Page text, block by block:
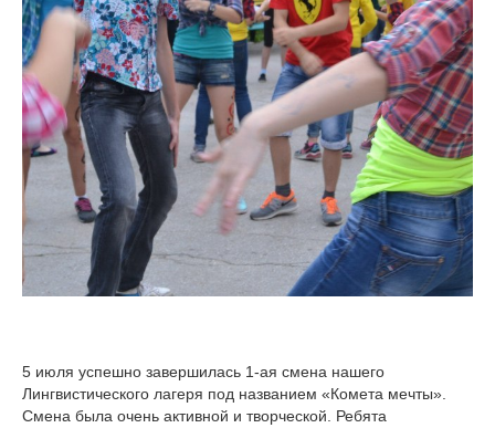
5 июля успешно завершилась 1-ая смена нашего
Лингвистического лагеря под названием «Комета мечты».
Смена была очень активной и творческой. Ребята